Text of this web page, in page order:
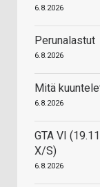
6.8.2026
Perunalastut
6.8.2026
Mitä
6.8.2026
GTA VI
X/S)
6.8.2026